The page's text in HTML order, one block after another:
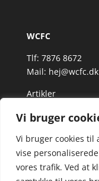
Vi bruger
Vi bruger cookies til
vise
vores trafik. Ved at
WCFC
Tlf: 7876 8672
Mail: hej@wcfc.dk
Artikler